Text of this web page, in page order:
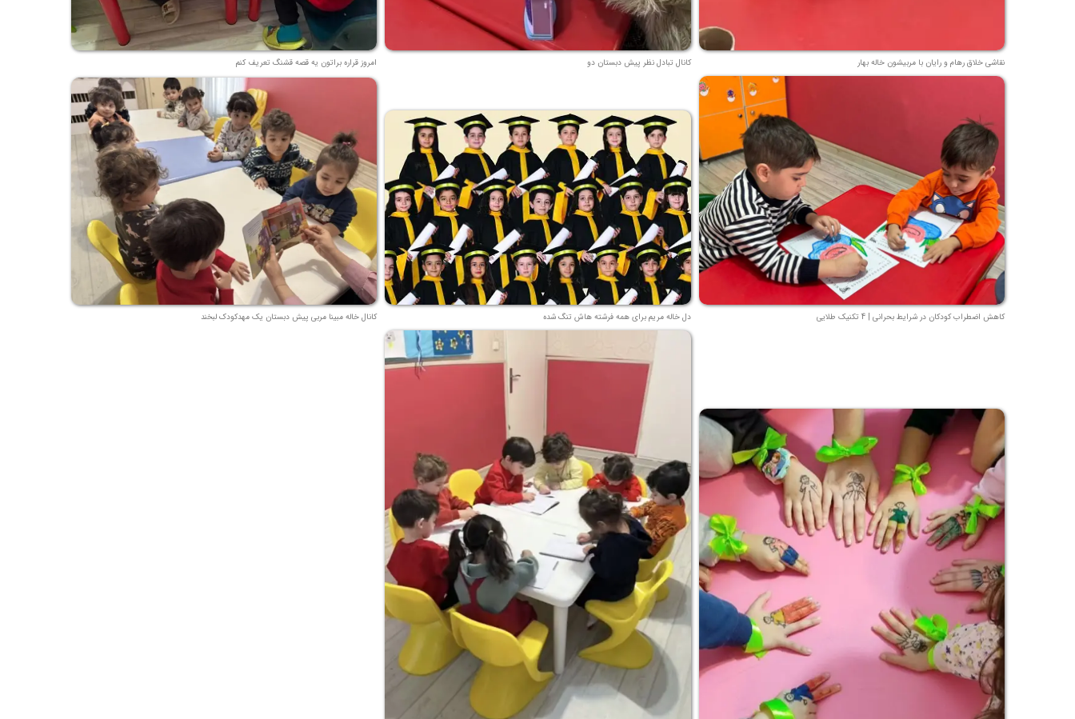
نقاشی خلاق رهام و رایان با مربیشون خاله بهار کانال تبادل نظر پیش دبستان دو امروز قراره براتون یه قصه قشنگ تعریف کنم
کاهش اضطراب کودکان در شرایط بحرانی | 4 تکنیک طلایی دل خاله مریم برای همه فرشته هاش تنگ شده کانال خاله مبینا مربی پیش دبستان یک مهدکودک لبخند